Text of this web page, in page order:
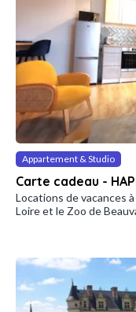
Appartement & Studio
Carte cadeau -
Locations de vacances
Loire et le Zoo de